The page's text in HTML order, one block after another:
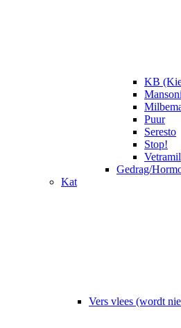
KB
Puur
Seresto
Stop!
Vetramil
Gedrag/
Kat
Vers vlees (wordt